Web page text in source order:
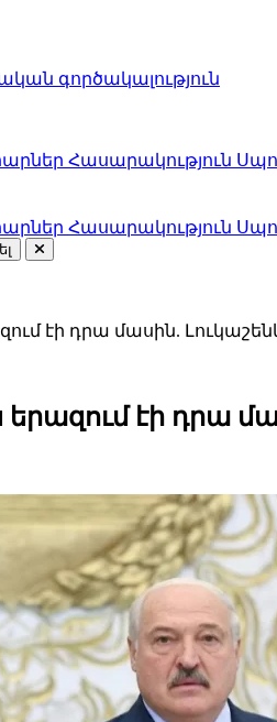
գործակալություն
Հասարակություն
Հասարակություն
էի դրա մասին.
էի դրա